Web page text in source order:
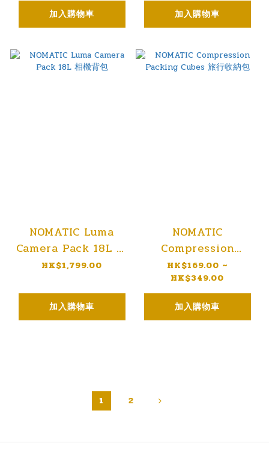
加入購物車 加入購物車
NOMATIC Luma
Camera Pack 18L 相
機背包
HK$1,799.00
加入購物車
NOMATIC
Compression
Packing Cubes 旅行
收納包
HK$169.00 ~
HK$349.00
加入購物車
1 2